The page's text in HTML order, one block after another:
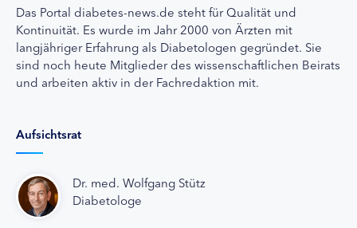
Das Portal diabetes-news.de steht für Qualität und
Kontinuität. Es wurde im Jahr 2000 von Ärzten mit
langjähriger Erfahrung als Diabetologen gegründet. Sie
sind noch heute Mitglieder des wissenschaftlichen Beirats
und arbeiten aktiv in der Fachredaktion mit.
Aufsichtsrat
Dr. med. Wolfgang Stütz
Diabetologe